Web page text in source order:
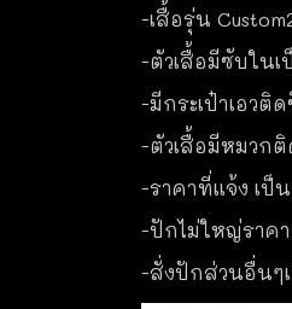
-เสื้อรุ่น
-ตัวเสื้อมีซับใน
-มีกระเป๋าเอวติ
-ตัวเสื้อมีหมวก
-ราคาที่แจ้ง เป็
-ปักไม่ใหญ่ราค
-สั่งปักส่วนอื่นๆ